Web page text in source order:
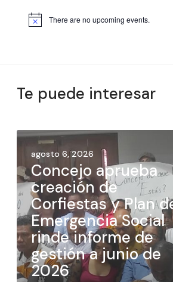
There are no upcoming events.
Te puede interesar
agosto 6, 2026
Concejo aprueba
creación de
Corfiestas y Plan
Emergencia Social
rinde informe de
gestión a junio de
2026